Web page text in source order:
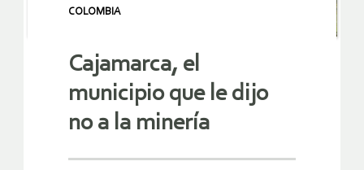
COLOMBIA
Cajamarca, el
municipio que le dijo
no a la minería